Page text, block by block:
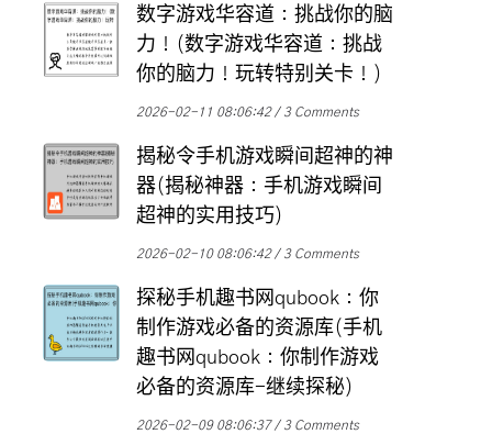
数字游戏华容道：挑战你的脑
力！(数字游戏华容道：挑战
你的脑力！玩转特别关卡！)
2026-02-11 08:06:42 3 Comments
揭秘令手机游戏瞬间超神的神
器(揭秘神器：手机游戏瞬间
超神的实用技巧)
2026-02-10 08:06:42 3 Comments
探秘手机趣书网qubook：你
制作游戏必备的资源库(手机
趣书网qubook：你制作游戏
必备的资源库-继续探秘)
2026-02-09 08:06:37 3 Comments